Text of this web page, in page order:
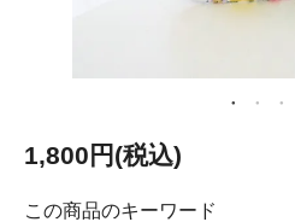
1,800円(税込)
この商品のキーワード